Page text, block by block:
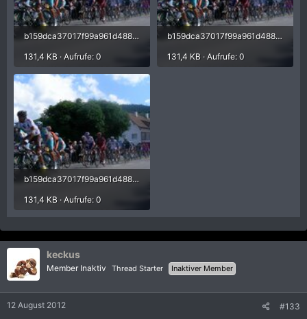
b159dca37017f99a961d48858e10448f.jpg
131,4 KB · Aufrufe: 0
b159dca37017f99a961d48858e10448f.jpg
131,4 KB · Aufrufe: 0
b159dca37017f99a961d48858e10448f.jpg
131,4 KB · Aufrufe: 0
keckus
Member Inaktiv Thread Starter Inaktiver Member
12 August 2012 #133